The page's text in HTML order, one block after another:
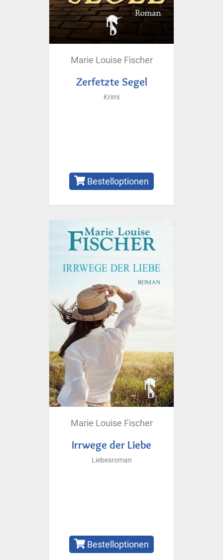
Marie Louise Fischer
Zerfetzte Segel
Krimi
Bestelloptionen
Marie Louise Fischer
Irrwege der Liebe
Liebesroman
Bestelloptionen